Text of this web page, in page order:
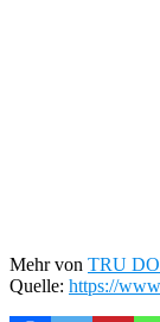
Mehr von TRU
Quelle: https://